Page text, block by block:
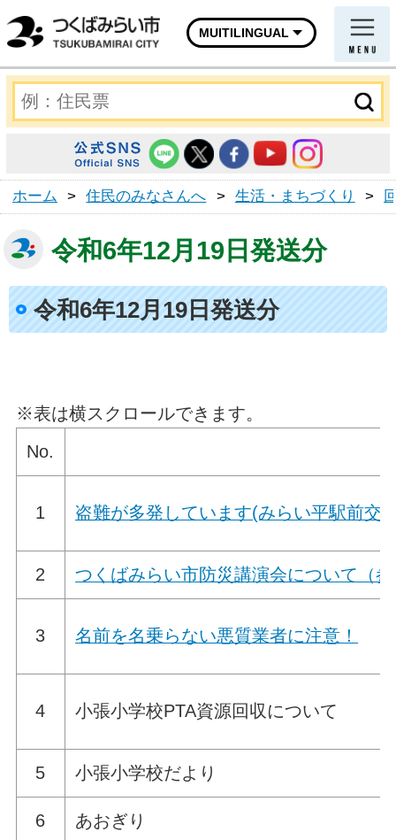
MUITILINGUAL
ホーム > 住民のみなさんへ > 生活・まちづくり >
令和6年12月19日発送分
令和6年12月19日発送分
※表は横スクロールできます。
No.
1 盗難が多発しています(みらい平駅前交
2 つくばみらい市防災講演会について（
3 名前を名乗らない悪質業者に注意！
4 小張小学校PTA資源回収について
5 小張小学校だより
6 あおぎり